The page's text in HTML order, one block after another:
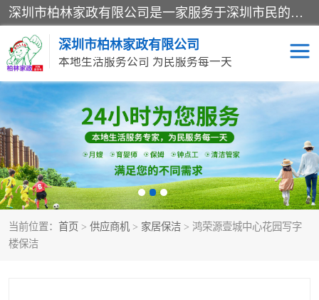
深圳市柏林家政有限公司是一家服务于深圳市民的专业家政公司。致力于为客户提供高质量、多维度的家庭服务，包括养老、母婴、月嫂育婴早教、康复理疗、家电清洗和保洁等方面的专业服务。
深圳市柏林家政有限公司
本地生活服务公司 为民服务每一天
当前位置： 首页 > 供应商机 > 家居保洁 > 鸿荣源壹城中心花园写字
楼保洁
家居保洁 护工月嫂
家庭保姆 家政服务